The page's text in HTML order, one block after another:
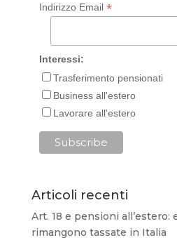
Indirizzo Email *
Interessi:
Trasferimento pensionati
Business all'estero
Lavorare all'estero
Articoli recenti
Art. 18 e pensioni all’estero:
rimangono tassate in Italia